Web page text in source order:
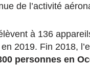
de l’activité
à 136
2019. Fin 2018,
personnes en